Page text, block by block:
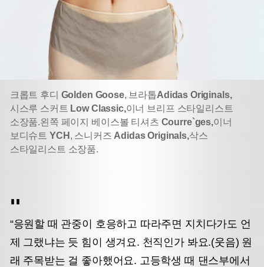
크롭트 후디 Golden Goose, 브라톱Adidas Originals,
시스루 스커트 Low Classic,이너 브리프 스타일리스트
소장품.왼쪽 페이지 베이스볼 티셔츠 Courre`ges,이너
보디슈트 YCH , 스니커즈Adidas Originals,삭스
스타일리스트 소장품.
“응원할 때 관중이 호응하고 따라주면 지치다가도 언
제 그랬냐는 듯 힘이 생겨요. 천직인가 봐요.(웃음) 원
래 주목받는 걸 좋아했어요. 고등학생 때 댄스부에서